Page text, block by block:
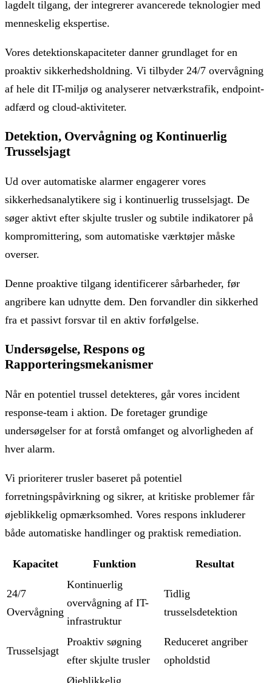
lagdelt tilgang, der integrerer avancerede teknologier med
menneskelig ekspertise.
Vores detektionskapaciteter danner grundlaget for en
proaktiv sikkerhedsholdning. Vi tilbyder 24/7 overvågning
af hele dit IT-miljø og analyserer netværkstrafik, endpoint-
adfærd og cloud-aktiviteter.
Detektion, Overvågning og Kontinuerlig
Trusselsjagt
Ud over automatiske alarmer engagerer vores
sikkerhedsanalytikere sig i kontinuerlig trusselsjagt. De
søger aktivt efter skjulte trusler og subtile indikatorer på
kompromittering, som automatiske værktøjer måske
overser.
Denne proaktive tilgang identificerer sårbarheder, før
angribere kan udnytte dem. Den forvandler din sikkerhed
fra et passivt forsvar til en aktiv forfølgelse.
Undersøgelse, Respons og
Rapporteringsmekanismer
Når en potentiel trussel detekteres, går vores incident
response-team i aktion. De foretager grundige
undersøgelser for at forstå omfanget og alvorligheden af
hver alarm.
Vi prioriterer trusler baseret på potentiel
forretningspåvirkning og sikrer, at kritiske problemer får
øjeblikkelig opmærksomhed. Vores respons inkluderer
både automatiske handlinger og praktisk remediation.
Kapacitet Funktion Resultat
24/7
Overvågning
Kontinuerlig
overvågning af IT-
infrastruktur
Tidlig
trusselsdetektion
Trusselsjagt
Proaktiv søgning
efter skjulte trusler
Reduceret angriber
opholdstid
Øjeblikkelig